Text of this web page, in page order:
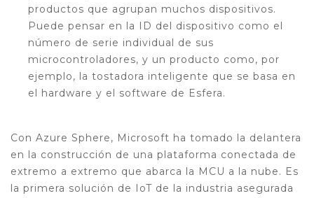
productos que agrupan muchos dispositivos.
Puede pensar en la ID del dispositivo como el
número de serie individual de sus
microcontroladores, y un producto como, por
ejemplo, la tostadora inteligente que se basa en
el hardware y el software de Esfera.
Con Azure Sphere, Microsoft ha tomado la delantera
en la construcción de una plataforma conectada de
extremo a extremo que abarca la MCU a la nube. Es
la primera solución de IoT de la industria asegurada